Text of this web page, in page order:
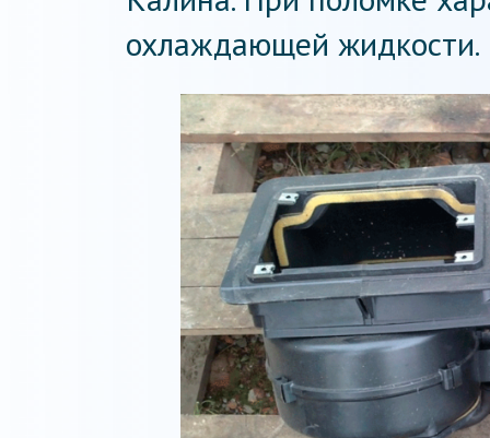
охлаждающей жидкости.